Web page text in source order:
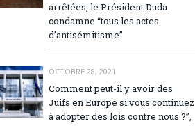
arrêtées, le Président Duda
condamne “tous les actes
d’antisémitisme”
OCTOBRE 28, 2021
Comment peut-il y avoir des
Juifs en Europe si vous continuez
à adopter des lois contre nous ?”,